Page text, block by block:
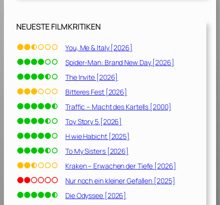
NEUESTE FILMKRITIKEN
You, Me & Italy [2026]
Spider-Man: Brand New Day [2026]
The Invite [2026]
Bitteres Fest [2026]
Traffic – Macht des Kartells [2000]
Toy Story 5 [2026]
H wie Habicht [2025]
To My Sisters [2026]
Kraken – Erwachen der Tiefe [2026]
Nur noch ein kleiner Gefallen [2025]
Die Odyssee [2026]